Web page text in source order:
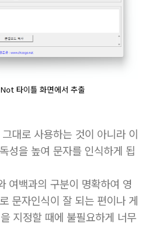
타이틀 화면에서 추출
대로 사용하는 것이 아니라 이
성을 높여 문자를 인식하게 됩
여백과의 구분이 명확하여 영
문자인식이 잘 되는 편이나 게
지정할 때에 불필요하게 너무